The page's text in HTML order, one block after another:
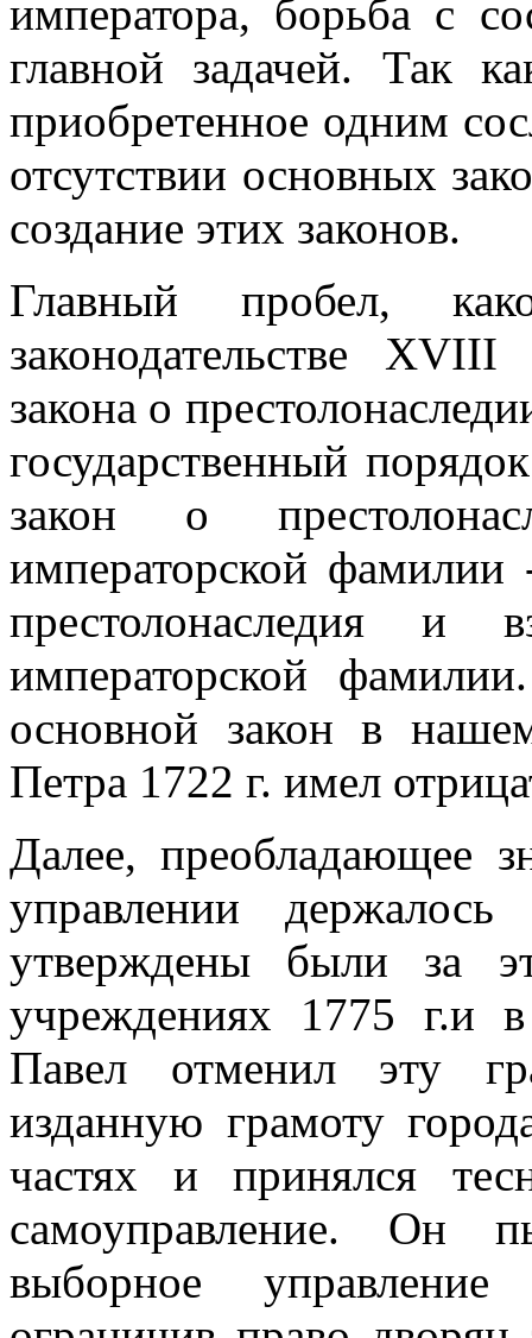
императора, борьба с
главной задачей. Так
приобретенное одним
отсутствии основных
создание этих законов.
Главный пробел,
законодательстве
закона о
государственный
закон о
императорской
престолонаследия и
императорской
основной закон в
Петра 1722 г. имел
Далее, преобладающее
управлении
утверждены были за
учреждениях 1775 г.и
Павел отменил эту
изданную грамоту
частях и принялся
самоуправление. Он
выборное